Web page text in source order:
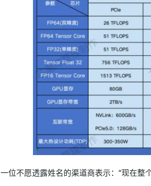
一位不愿透露姓名的渠道商表示：“现在